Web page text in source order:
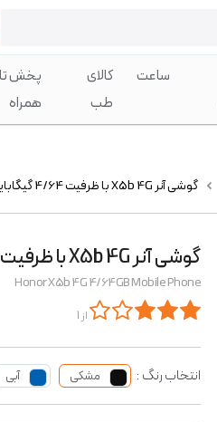
ساعت
کالای
طب
پخش
همراه
گوشی آنر X5b 4G با ظرفیت 4/64 گیگابایت
گوشی آنر X5b 4G با ظرفیت 4/64 گیگابایت
Honor X5b 4G 4/64GB Mobile Phone
از 1
انتخاب رنگ : مشکی آبی